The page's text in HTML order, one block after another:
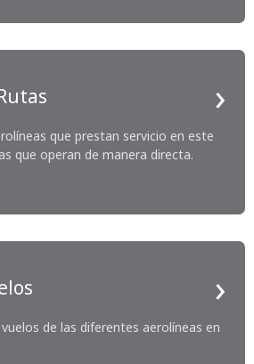
que prestan servicio en este
que operan de manera directa.
de las diferentes aerolíneas en